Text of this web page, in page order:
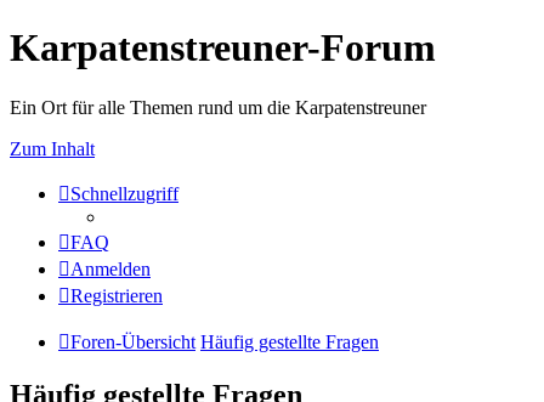
Karpatenstreuner-Forum
Ein Ort für alle Themen rund um die Karpatenstreuner
Zum Inhalt
Schnellzugriff
FAQ
Anmelden
Registrieren
Foren-Übersicht Häufig gestellte Fragen
Häufig gestellte Fragen